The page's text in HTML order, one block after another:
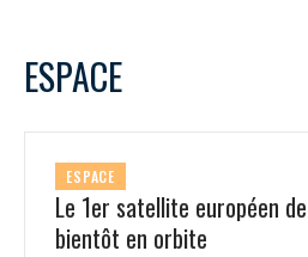
PRÉSENTATION
NOTRE VISION
ORGANISATION
1 2
14
16
ESPACE
ESPACE
Le 1er satellite européen
bientôt en orbite
Rejoignez une filière